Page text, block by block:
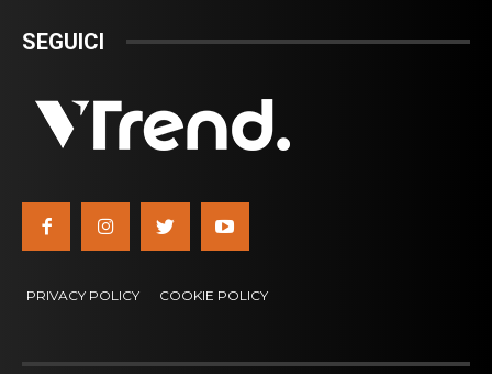
SEGUICI
PRIVACY POLICY COOKIE POLICY